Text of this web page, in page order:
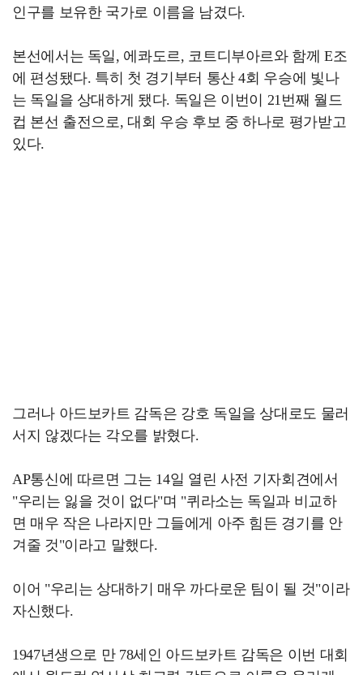
인구를 보유한 국가로 이름을 남겼다.
본선에서는 독일, 에콰도르, 코트디부아르와 함께 E조
에 편성됐다. 특히 첫 경기부터 통산 4회 우승에 빛나
는 독일을 상대하게 됐다. 독일은 이번이 21번째 월드
컵 본선 출전으로, 대회 우승 후보 중 하나로 평가받고
있다.
그러나 아드보카트 감독은 강호 독일을 상대로도 물러
서지 않겠다는 각오를 밝혔다.
AP통신에 따르면 그는 14일 열린 사전 기자회견에서
"우리는 잃을 것이 없다"며 "퀴라소는 독일과 비교하
면 매우 작은 나라지만 그들에게 아주 힘든 경기를 안
겨줄 것"이라고 말했다.
이어 "우리는 상대하기 매우 까다로운 팀이 될 것"이라
자신했다.
1947년생으로 만 78세인 아드보카트 감독은 이번 대회